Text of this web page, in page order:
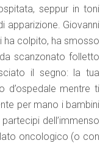
seppur in toni
apparizione. Giovanni
ha colpito, ha smosso
scanzonato folletto
il segno: la tua
d’ospedale mentre ti
per mano i bambini
dell’immenso
oncologico (o con